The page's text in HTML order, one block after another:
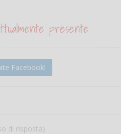
presente
Facebook!
di risposta)